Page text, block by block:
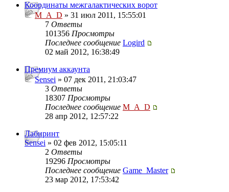
Координаты межгалактических ворот
M_A_D » 31 июл 2011, 15:55:01
7 Ответы
101356 Просмотры
Последнее сообщение Logird
02 май 2012, 16:38:49
Премиум аккаунта
Sensei » 07 дек 2011, 21:03:47
3 Ответы
18307 Просмотры
Последнее сообщение M_A_D
28 апр 2012, 12:57:22
Лабиринт
Sensei » 02 фев 2012, 15:05:11
2 Ответы
19296 Просмотры
Последнее сообщение Game_Master
23 мар 2012, 17:53:42